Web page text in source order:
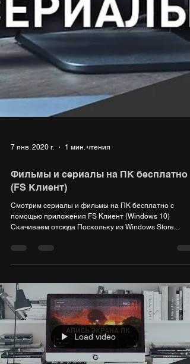
7 янв. 2020 г. 1 мин. чтения
Фильмы и сериалы на ПК бесплатно
(FS Клиент)
Смотрим сериалы и фильмы на ПК бесплатно с
Скачиваем отсюда Поскольку из Windows Store...